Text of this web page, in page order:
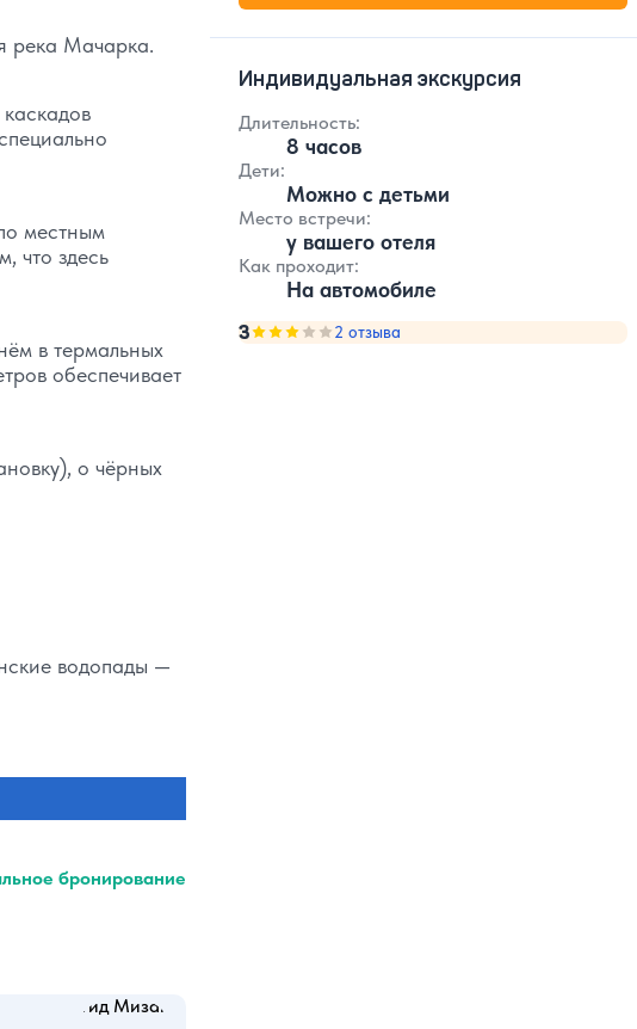
Индивидуальная экскурсия
Длительность:
8 часов
Дети:
Можно с детьми
Место встречи:
у вашего отеля
Как проходит:
На автомобиле
3Оценка, количество звезд:
2 отзыва
река Мачарка.
местным
что здесь
в термальных
обеспечивает
о чёрных
водопады —
бронирование